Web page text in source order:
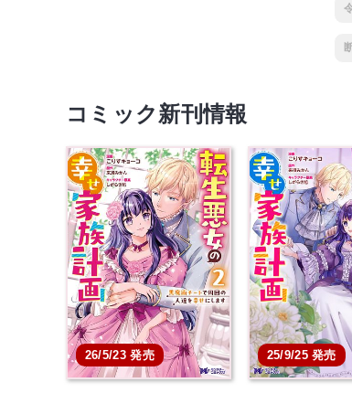
コミック新刊情報
26/5/23 発売 25/9/25 発売